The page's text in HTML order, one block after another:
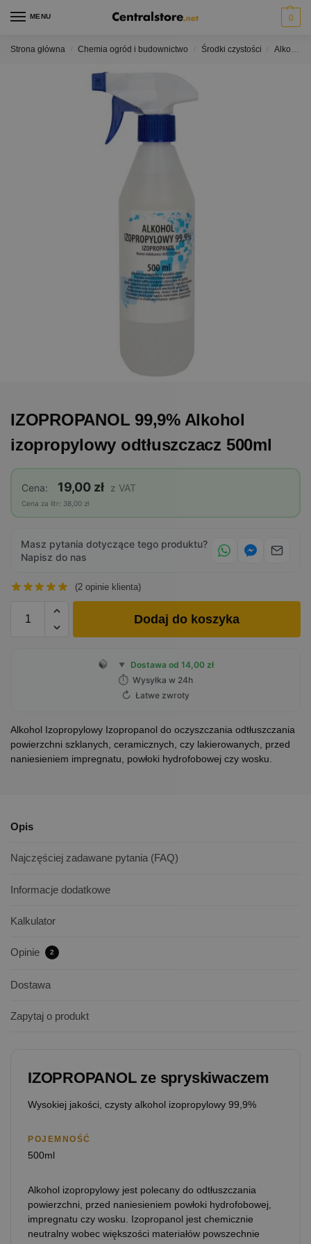
MENU 0
Strona główna Chemia ogród i budownictwo Środki czystości Alkohole i rozpuszczalniki
IZOPROPANOL 99,9% Alkohol
izopropylowy odtłuszczacz 500ml
Cena: 19,00 zł z VAT
Cena za litr: 38,00 zł
Masz pytania dotyczące tego produktu?
Napisz do nas
(2 opinie klienta)
Dodaj do koszyka
▼ Dostawa od 14,00 zł
⏱ Wysyłka w 24h
↻ Łatwe zwroty
Alkohol Izopropylowy Izopropanol do oczyszczania odtłuszczania
powierzchni szklanych, ceramicznych, czy lakierowanych, przed
naniesieniem impregnatu, powłoki hydrofobowej czy wosku.
Opis
Najczęściej zadawane pytania (FAQ)
Informacje dodatkowe
Kalkulator
Opinie 2
Dostawa
Zapytaj o produkt
IZOPROPANOL ze spryskiwaczem
Wysokiej jakości, czysty alkohol izopropylowy 99,9%
POJEMNOŚĆ
500ml
Alkohol izopropylowy jest polecany do odtłuszczania
powierzchni, przed naniesieniem powłoki hydrofobowej,
impregnatu czy wosku. Izopropanol jest chemicznie
neutralny wobec większości materiałów powszechnie